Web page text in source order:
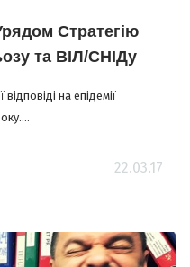
Стратегію
та ВІЛ/СНІДу
на епідемії
22.03.17